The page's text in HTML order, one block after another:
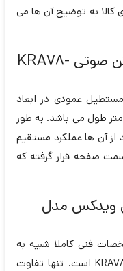
به توضیح آن ها می
مشخصات ظاهری درب باز کن صوتی KRA78-
عمودی در ابعاد
متر عرض و 18 سانتی متر طول می باشد. به طور
4 عدد از آن ها عملکرد مستقیم
صفحه قرار گرفته که
ویدکس مدل
فنی کاملا شبیه به
آیفون صوتی مشکی ویدکس مدل KRA78-B است. تنها تفاوت